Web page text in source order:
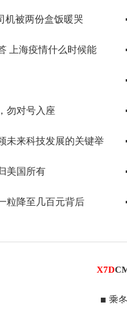
机被两份盒饭暖哭
上海疫情什么时候能
勿对号入座
未来科技发展的关键举
美国所有
粒降至几百元背后
X7D
■ 乘冬而